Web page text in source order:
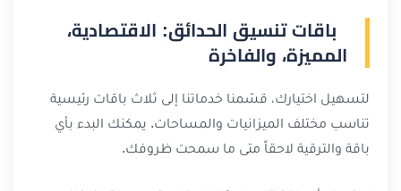
باقات تنسيق الحدائق: الاقتصادية،
المميزة، والفاخرة
لتسهيل اختيارك، قسّمنا خدماتنا إلى ثلاث باقات رئيسية
تناسب مختلف الميزانيات والمساحات. يمكنك البدء بأي
باقة والترقية لاحقاً متى ما سمحت ظروفك.